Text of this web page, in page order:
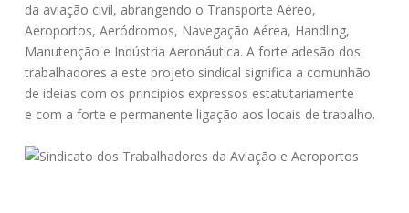
da aviação civil, abrangendo o Transporte Aéreo,
Aeroportos, Aeródromos, Navegação Aérea, Handling,
Manutenção e Indústria Aeronáutica. A forte adesão dos
trabalhadores a este projeto sindical significa a comunhão
de ideias com os principios expressos estatutariamente
e com a forte e permanente ligação aos locais de trabalho.